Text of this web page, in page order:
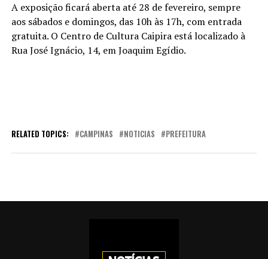
A exposição ficará aberta até 28 de fevereiro, sempre
aos sábados e domingos, das 10h às 17h, com entrada
gratuita. O Centro de Cultura Caipira está localizado à
Rua José Ignácio, 14, em Joaquim Egídio.
RELATED TOPICS: CAMPINAS NOTICIAS PREFEITURA